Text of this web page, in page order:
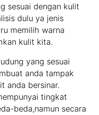
sesuai dengan kulit
dulu ya jenis
memilih warna
kulit kita.
yang sesuai
anda tampak
anda bersinar.
tingkat
beda,namun secara